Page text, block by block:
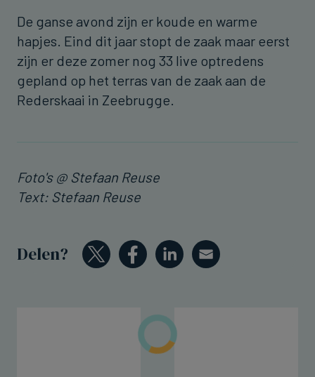
De ganse avond zijn er koude en warme
hapjes. Eind dit jaar stopt de zaak maar eerst
zijn er deze zomer nog 33 live optredens
gepland op het terras van de zaak aan de
Rederskaai in Zeebrugge.
Foto's @ Stefaan Reuse
Text: Stefaan Reuse
Delen?